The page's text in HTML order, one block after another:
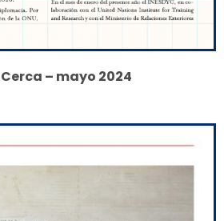
Cerca – mayo 2024